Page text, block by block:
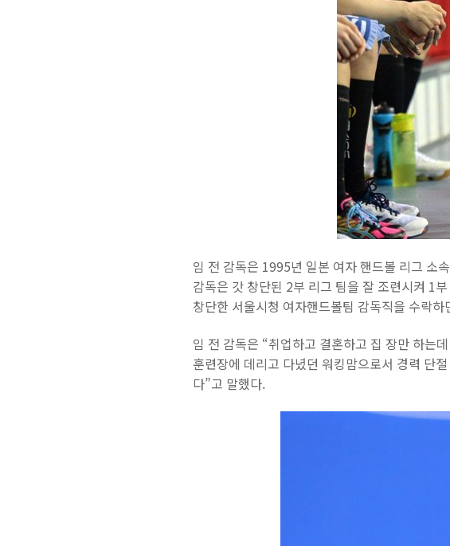
임 전 감독은 1995년 일본 여자 핸드볼 리그 소
감독은 갓 창단된 2부 리그 팀을 잘 조련시켜 1
창단한 서울시청 여자핸드볼팀 감독직을 수락
임 전 감독은 “취업하고 결혼하고 집 장만 하는
훈련장에 데리고 다녔던 워킹맘으로서 경력 단
다”고 말했다.